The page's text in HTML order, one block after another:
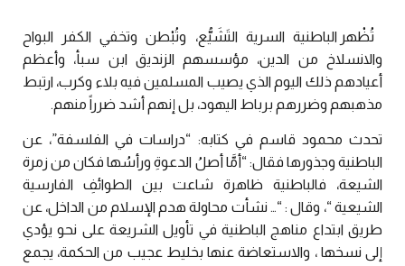
تُظْهر الباطنية السرية التَشَيُّع، وتُبْطن وتخفي الكفر البواح
والانسلاخ من الدين، مؤسسهم الزنديق ابن سبأ، وأعظم
أعيادهم ذلك اليوم الذي يصيب المسلمين فيه بلاء وكرب، ارتبط
مذهبهم وضررهم برباط اليهود، بل إنهم أشد ضرراً منهم.
تحدث محمود قاسم في كتابه: “دراسات في الفلسفة”، عن
الباطنية وجذورها فقال: “أمَّا أصلُ الدعوةِ ورأسُها فكان من زمرة
الشيعة، فالباطنية ظاهرة شاعت بين الطوائفِ الفارسية
الشيعية “، وقال : “… نشأت محاولة هدم الإسلام من الداخل، عن
طريق ابتداع مناهج الباطنية في تأويل الشريعة على نحو يؤدي
إلى نسخها ، والاستعاضة عنها بخليط عجيب من الحكمة، يجمع